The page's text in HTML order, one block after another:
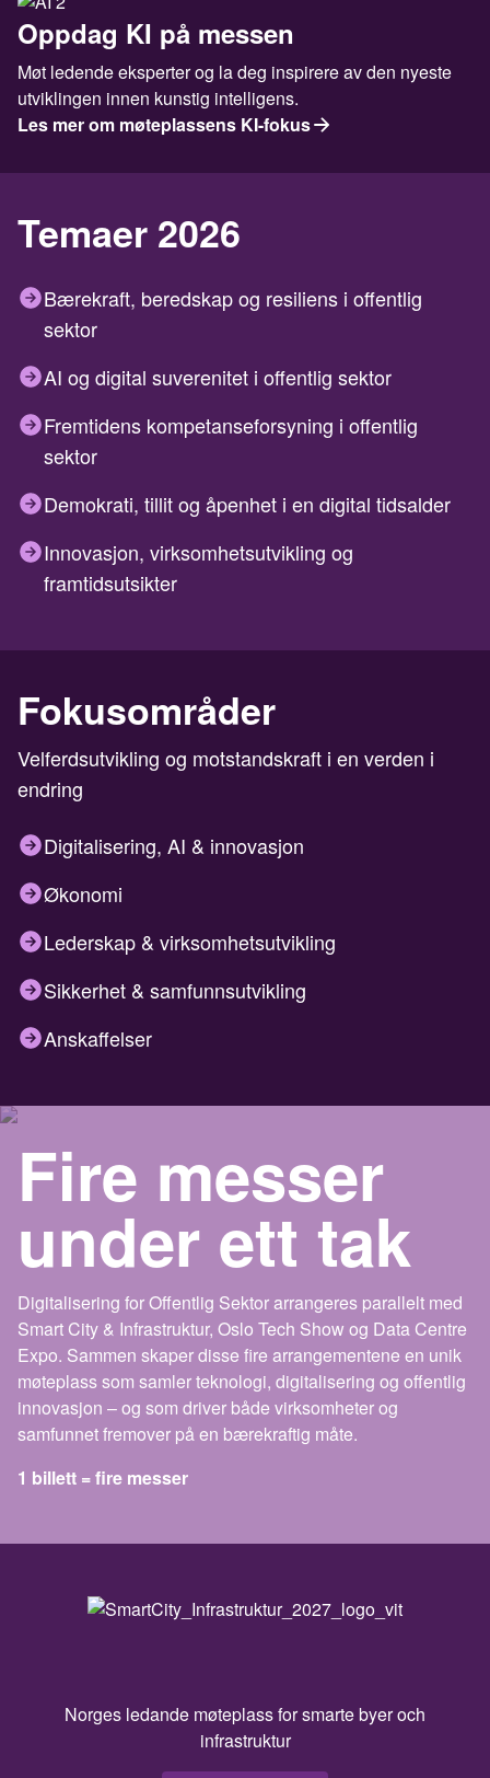
Oppdag KI på messen
Møt ledende eksperter og la deg inspirere av den nyeste
utviklingen innen kunstig intelligens.
Les mer om møteplassens KI-fokus
Temaer 2026
Bærekraft, beredskap og resiliens i offentlig
sektor
AI og digital suverenitet i offentlig sektor
Fremtidens kompetanseforsyning i offentlig
sektor
Demokrati, tillit og åpenhet i en digital tidsalder
Innovasjon, virksomhetsutvikling og
framtidsutsikter
Fokusområder
Velferdsutvikling og motstandskraft i en verden i
endring
Digitalisering, AI & innovasjon
Økonomi
Lederskap & virksomhetsutvikling
Sikkerhet & samfunnsutvikling
Anskaffelser
Fire messer
under ett tak
Digitalisering for Offentlig Sektor arrangeres parallelt med
Smart City & Infrastruktur, Oslo Tech Show og Data Centre
Expo. Sammen skaper disse fire arrangementene en unik
møteplass som samler teknologi, digitalisering og offentlig
innovasjon – og som driver både virksomheter og
samfunnet fremover på en bærekraftig måte.
1 billett = fire messer
Norges ledande møteplass for smarte byer och
infrastruktur